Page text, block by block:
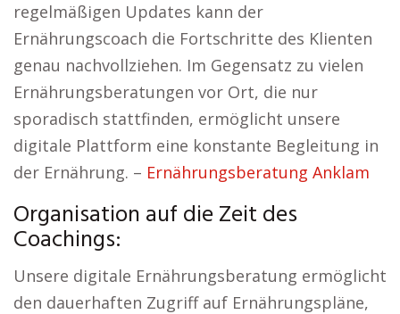
regelmäßigen Updates kann der
Ernährungscoach die Fortschritte des Klienten
genau nachvollziehen. Im Gegensatz zu vielen
Ernährungsberatungen vor Ort, die nur
sporadisch stattfinden, ermöglicht unsere
digitale Plattform eine konstante Begleitung in
der Ernährung. – Ernährungsberatung Anklam
Organisation auf die Zeit des
Coachings:
Unsere digitale Ernährungsberatung ermöglicht
den dauerhaften Zugriff auf Ernährungspläne,